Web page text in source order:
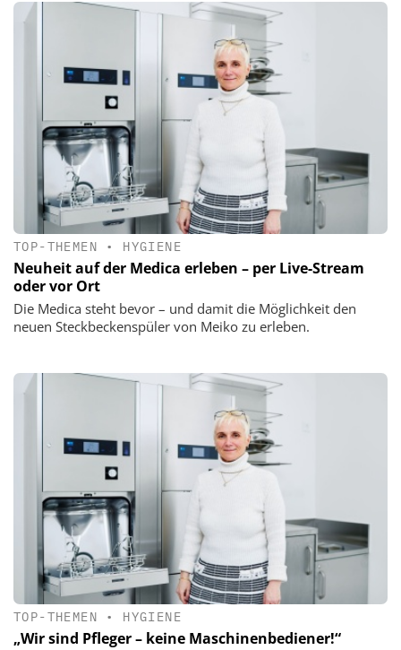
TOP-THEMEN • HYGIENE
Neuheit auf der Medica erleben – per Live-Stream
oder vor Ort
Die Medica steht bevor – und damit die Möglichkeit den
neuen Steckbeckenspüler von Meiko zu erleben.
TOP-THEMEN • HYGIENE
„Wir sind Pfleger – keine Maschinenbediener!“